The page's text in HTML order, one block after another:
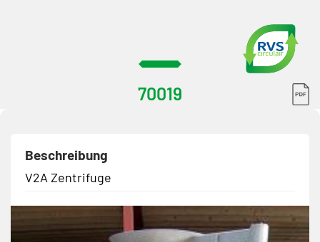
70019
Beschreibung
V2A Zentrifuge